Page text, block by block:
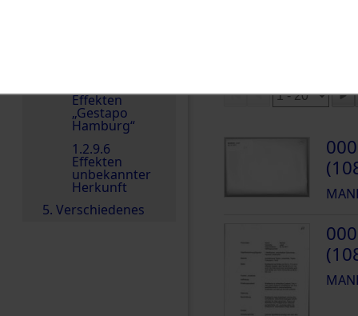
Effekten
„Gestapo
Hamburg“
1.2.9.6
Effekten
unbekannter
Herkunft
5. Verschiedenes